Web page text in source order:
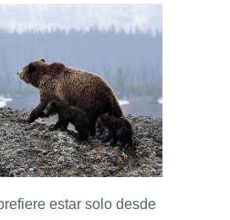
estar solo desde